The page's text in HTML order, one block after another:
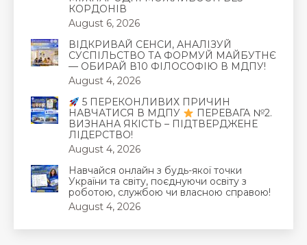
КОРДОНІВ
August 6, 2026
ВІДКРИВАЙ СЕНСИ, АНАЛІЗУЙ
СУСПІЛЬСТВО ТА ФОРМУЙ МАЙБУТНЄ
— ОБИРАЙ В10 ФІЛОСОФІЮ В МДПУ!
August 4, 2026
5 ПЕРЕКОНЛИВИХ ПРИЧИН
НАВЧАТИСЯ В МДПУ
ПЕРЕВАГА №2.
ВИЗНАНА ЯКІСТЬ – ПІДТВЕРДЖЕНЕ
ЛІДЕРСТВО!
August 4, 2026
Навчайся онлайн з будь-якої точки
України та світу, поєднуючи освіту з
роботою, службою чи власною справою!
August 4, 2026